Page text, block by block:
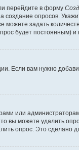
перейдите в форму
опросов.
задать
будет постоянным)
Если вам нужно
или
вы можете удалить
опрос. Это сделано